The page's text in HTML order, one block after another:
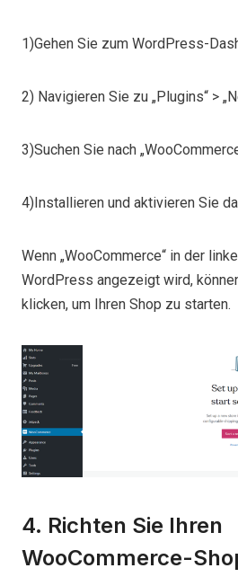
1)Gehen Sie zum WordPress-
2) Navigieren Sie zu „Plugins“ >
3)Suchen Sie nach
4)Installieren und aktivieren Sie
Wenn „WooCommerce“ in der
WordPress angezeigt wird,
klicken, um Ihren Shop zu starten.
4. Richten Sie Ihren
WooCommerce-